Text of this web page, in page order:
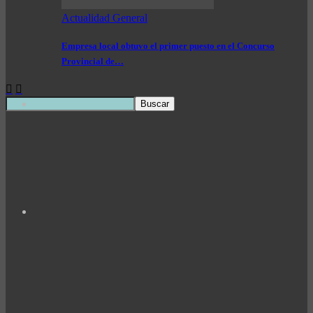
Actualidad General
Empresa local obtuvo el primer puesto en el Concurso
Provincial de…